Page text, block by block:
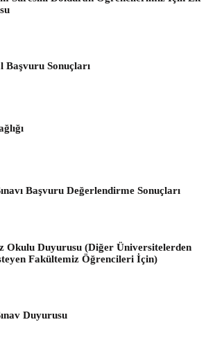
Başvuru Sonuçları
Başvuru Değerlendirme Sonuçları
Okulu Duyurusu (Diğer Üniversitelerden
Fakültemiz Öğrencileri İçin)
Duyurusu